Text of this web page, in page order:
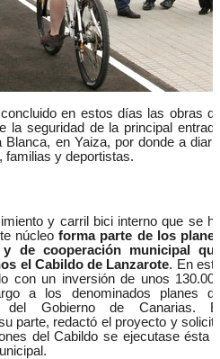
en estos días las obras
la seguridad de la principal
en Yaiza, por donde a
familias y deportistas.
y carril bici interno que se
núcleoforma parte de los
de cooperación municipal
el Cabildo de Lanzarote. En
con un inversión de unos
a los denominados planes
del Gobierno de Canarias.
parte, redactó el proyecto y
del Cabildo se ejecutase ésta